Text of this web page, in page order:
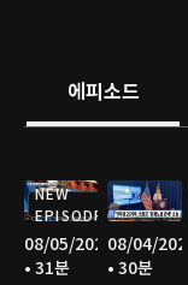
에피소드
NEW
EPISODE
08/05/2026
• 31분
08/04/
• 30분